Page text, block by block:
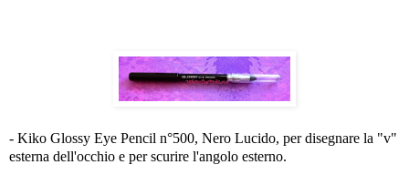
- Kiko Glossy Eye Pencil n°500, Nero Lucido, per disegnare la "v"
esterna dell'occhio e per scurire l'angolo esterno.